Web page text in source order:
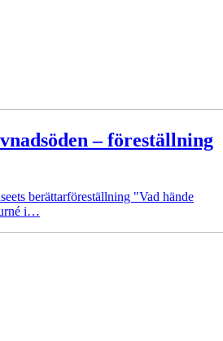
– föreställning
berättarföreställning "Vad hände
i…